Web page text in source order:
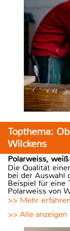
Topthema:
Wilckens
Polarweiss,
Die Qualität
bei der Auswahl
Beispiel für eine
Polarweiss von
>> Mehr erfahren
>> Alle anzeigen